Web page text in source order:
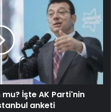
İşte AK Parti'nin
anketi